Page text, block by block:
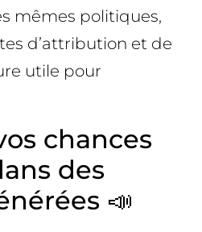
mêmes politiques,
d’attribution et de
utile pour
chances
des
📣